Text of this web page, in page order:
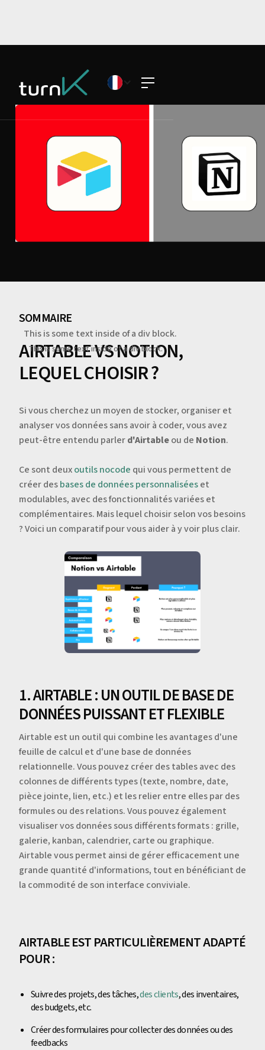
SOMMAIRE
This is some text inside of a div block.
This is some text inside of a div block.
AIRTABLE VS NOTION,
LEQUEL CHOISIR ?
Si vous cherchez un moyen de stocker, organiser et
analyser vos données sans avoir à coder, vous avez
peut-être entendu parlerd'Airtableou de Notion.
Ce sont deuxoutils nocode qui vous permettent de
créer desbases de données personnaliséeset
modulables, avec des fonctionnalités variées et
complémentaires. Mais lequel choisir selon vos besoins
? Voici un comparatif pour vous aider à y voir plus clair.
1. AIRTABLE : UN OUTIL DE BASE DE
DONNÉES PUISSANT ET FLEXIBLE
Airtable est un outil qui combine les avantages d'une
feuille de calcul et d'une base de données
relationnelle. Vous pouvez créer des tables avec des
colonnes de différents types (texte, nombre, date,
pièce jointe, lien, etc.) et les relier entre elles par des
formules ou des relations. Vous pouvez également
visualiser vos données sous différents formats : grille,
galerie, kanban, calendrier, carte ou graphique.
Airtable vous permet ainsi de gérer efficacement une
grande quantité d'informations, tout en bénéficiant de
la commodité de son interface conviviale.
AIRTABLE EST PARTICULIÈREMENT ADAPTÉ
POUR :
Suivre des projets, des tâches,des clients, des inventaires,
des budgets, etc.
Créer des formulaires pour collecter des données ou des
feedbacks